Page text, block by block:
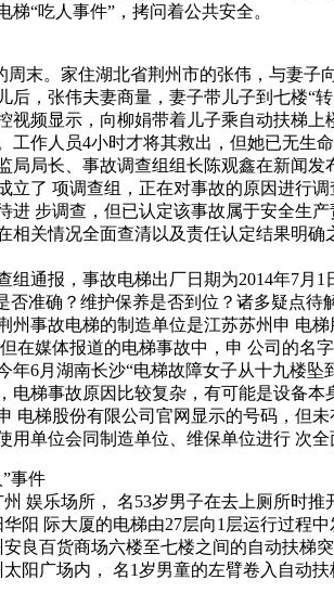
梯“吃人事件”，拷问着公共安全。
。家住湖北省荆州市的张伟，与妻子
张伟夫妻商量，妻子带儿子到七楼“转
频显示，向柳娟带着儿子乘自动扶梯上
工作人员4小时才将其救出，但她已无生命
局长、事故调查组组长陈观鑫在新闻发
了 项调查组，正在对事故的原因进行调
进 步调查，但已认定该事故属于安全生产
关情况全面查清以及责任认定结果明确
报，事故电梯出厂日期为2014年7月1
否准确？维护保养是否到位？诸多疑点待
事故电梯的制造单位是江苏苏州申 电梯
在媒体报道的电梯事故中，申 公司的名字
月湖南长沙“电梯故障女子从十九楼坠
梯事故原因比较复杂，有可能是设备本
梯股份有限公司官网显示的号码，但未
用单位会同制造单位、维保单位进行 次全
事件
娱乐场所， 名53岁男子在去上厕所时推
际大厦的电梯由27层向1层运行过程中
百货商场六楼至七楼之间的自动扶梯突
广场内， 名1岁男童的左臂卷入自动扶